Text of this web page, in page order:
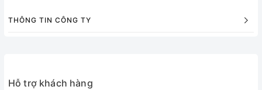
THÔNG TIN CÔNG TY
Hỗ trợ khách hàng